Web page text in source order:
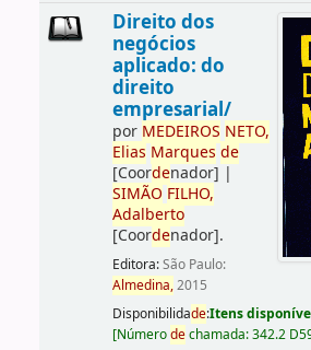
Direito dos
negócios
aplicado: do
direito
empresarial/
por MEDEIROS NETO,
Elias Marques de
[Coordenador] |
SIMÃO FILHO,
Adalberto
[Coordenador].
Editora:São Paulo:
Almedina,2015
Disponibilidade:Itens
[Númerodechamada:342.2